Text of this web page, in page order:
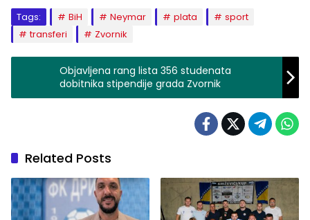
Tags: BiH Neymar plata
sport
transferi
Zvornik
Objavljena rang lista 356 studenata
dobitnika stipendije grada Zvornik
Related Posts